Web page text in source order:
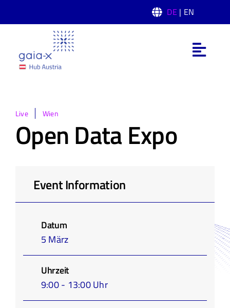
DE | EN
Gaia-X Hub Austria
Domänen
News
Academy
Live Wien
Open Data Expo
Event Information
Datum
5 März
Uhrzeit
9:00 - 13:00 Uhr